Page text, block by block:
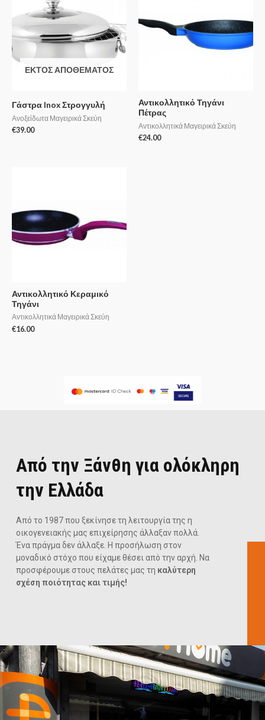
ΕΚΤΌΣ ΑΠΟΘΈΜΑΤΟΣ
Γάστρα Inox Στρογγυλή
Ανοξείδωτα Μαγειρικά Σκεύη
€39.00
Αντικολλητικό Τηγάνι
Πέτρας
Αντικολλητικά Μαγειρικά Σκεύη
€24.00
Αντικολλητικό Κεραμικό
Τηγάνι
Αντικολλητικά Μαγειρικά Σκεύη
€16.00
Από την Ξάνθη για ολόκληρη
την Ελλάδα
Από το 1987 που ξεκίνησε τη λειτουργία της η
οικογενειακής μας επιχείρησης άλλαξαν πολλά.
Ένα πράγμα δεν άλλαξε. Η προσήλωση στον
μοναδικό στόχο που είχαμε θέσει από την αρχή. Να
προσφέρουμε στους πελάτες μας τη καλύτερη
σχέση ποιότητας και τιμής!